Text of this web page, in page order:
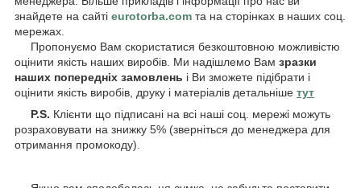
знайдете на сайті eurotorba.com та на сторінках в наших соц.
мережах.
Пропонуємо Вам скористатися безкоштовною можливістю
оцінити якість наших виробів. Ми надішлемо Вам зразки
наших попередніх замовлень і Ви зможете підібрати і
оцінити якість виробів, друку і матеріалів детальніше тут
P.S. Клієнти що підписані на всі наші соц. мережі можуть
розраховувати на знижку 5% (зверніться до менеджера для
отримання промокоду).